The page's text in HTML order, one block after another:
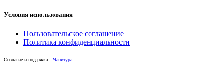
Условия использования
Пользовательское соглашение
Политика конфиденциальности
Создание и подержка - Манитура